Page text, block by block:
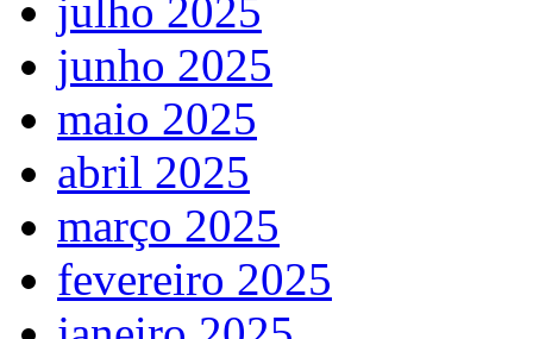
julho 2025
junho 2025
maio 2025
abril 2025
março 2025
fevereiro 2025